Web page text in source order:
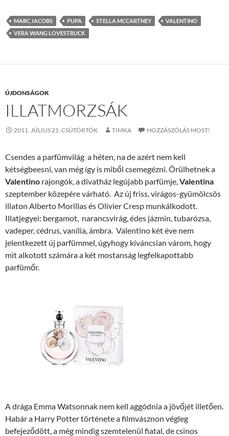
MARC JACOBS PUPA STELLA MCCARTNEY
VALENTINO
VERA WANG LOVESTRUCK
ÚJDONSÁGOK
ILLATMORZSÁK
2011. JÚLIUS 21. CSÜTÖRTÖK TIMKA HOZZÁSZÓLÁS MOST!
Csendes a parfümvilág a héten, na de azért nem kell
kétségbeesni, van még így is miből csemegézni. Örülhetnek a
Valentino rajongók, a divatház legújabb parfümje,Valentina
szeptember közepére várható. Az új friss, virágos-gyümölcsös
illaton Alberto Morillas és Olivier Cresp munkálkodott.
Illatjegyei: bergamot, narancsvirág, édes jázmin, tubarózsa,
vadeper, cédrus, vanília, ámbra. Valentino két éve nem
jelentkezett új parfümmel, úgyhogy kíváncsian várom, hogy
mit alkotott számára a két mostanság legfelkapottabb
parfümőr.
A drága Emma Watsonnak nem kell aggódnia a jövőjét illetően.
Habár a Harry Potter története a filmvásznon végleg
befejeződött, a még mindig szemtelenül fiatal, de csinos